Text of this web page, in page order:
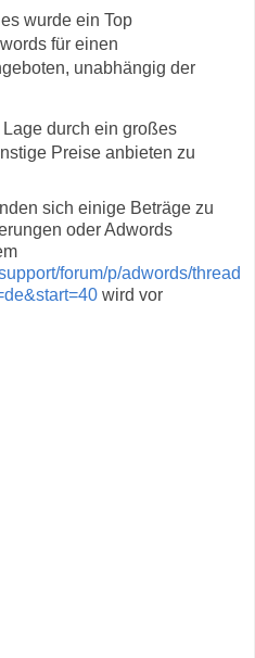
wurde ein Top
für einen
unabhängig der
durch ein großes
Preise anbieten zu
sich einige Beträge zu
oder Adwords
forum/p/adwords/thread
wird vor